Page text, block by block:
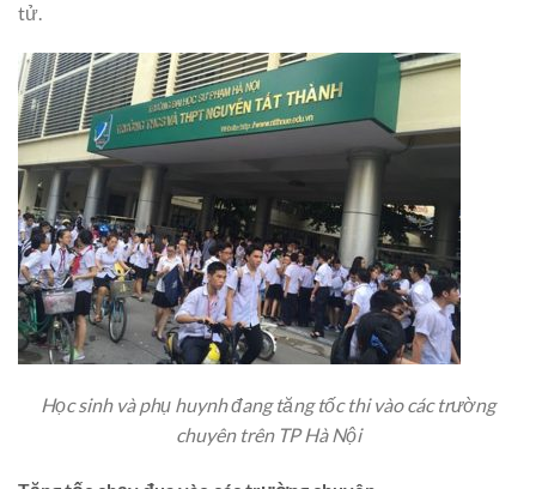
tử.
Học sinh và phụ huynh đang tăng tốc thi vào các trường
chuyên trên TP Hà Nội